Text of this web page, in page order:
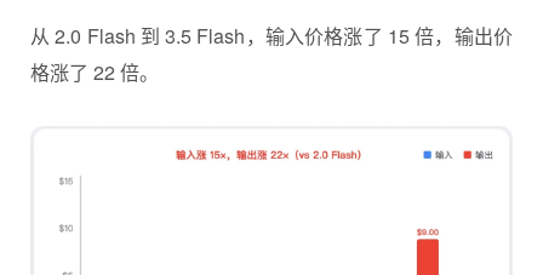
从 2.0 Flash 到 3.5 Flash，输入价格涨了 15 倍，输出价
格涨了 22 倍。